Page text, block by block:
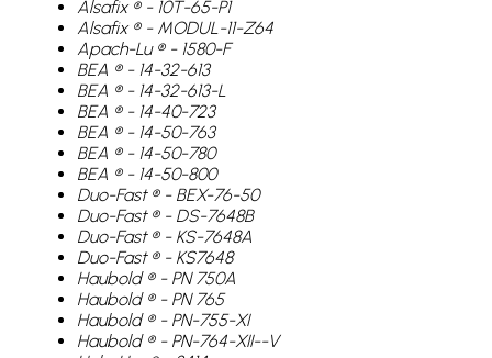
Alsafix ® - 10T-65-P1
Alsafix ® - MODUL-11-Z64
Apach-Lu ® - 1580-F
BEA ® - 14-32-613
BEA ® - 14-32-613-L
BEA ® - 14-40-723
BEA ® - 14-50-763
BEA ® - 14-50-780
BEA ® - 14-50-800
Duo-Fast ® - BEX-76-50
Duo-Fast ® - DS-7648B
Duo-Fast ® - KS-7648A
Duo-Fast ® - KS7648
Haubold ® - PN 750A
Haubold ® - PN 765
Haubold ® - PN-755-XI
Haubold ® - PN-764-XII--V